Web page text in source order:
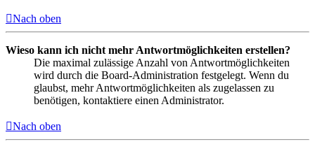
Nach oben
Wieso kann ich nicht mehr Antwortmöglichkeiten erstellen?
Die maximal zulässige Anzahl von Antwortmöglichkeiten
wird durch die Board-Administration festgelegt. Wenn du
glaubst, mehr Antwortmöglichkeiten als zugelassen zu
benötigen, kontaktiere einen Administrator.
Nach oben